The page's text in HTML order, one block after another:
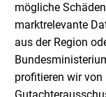
mögliche
marktrelevante
aus der Region
profitieren wir von